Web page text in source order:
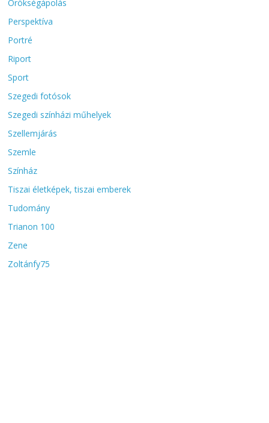
Örökségápolás
Perspektíva
Portré
Riport
Sport
Szegedi fotósok
Szegedi színházi műhelyek
Szellemjárás
Szemle
Színház
Tiszai életképek, tiszai emberek
Tudomány
Trianon 100
Zene
Zoltánfy75